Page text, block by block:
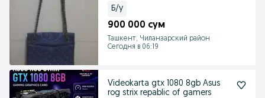
Б/у
900 000 сум
Ташкент, Чиланзарский район
Сегодня в 06:19
Videokarta gtx 1080 8gb Asus
rog strix repablic of gamers